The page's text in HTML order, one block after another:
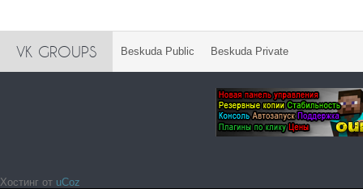
VK GROUPS Beskuda Public Beskuda Private
Хостинг от uCoz